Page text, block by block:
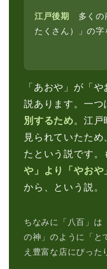
江戸後期
多くの
たくさん）」の
「あおや」が「
説あります。一つ
別するため。江戸
見られていたた
たという説です。
や」より「やおや
から、という説。
ちなみに「八百」は
の神」のように「と
え豊富な店にぴった